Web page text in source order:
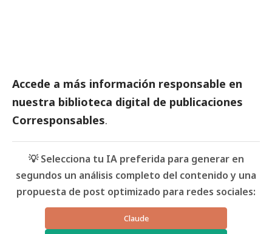
Accede a más información responsable en
nuestra biblioteca digital de publicaciones
Corresponsables.
💡 Selecciona tu IA preferida para generar en
segundos un análisis completo del contenido y una
propuesta de post optimizado para redes sociales:
Claude